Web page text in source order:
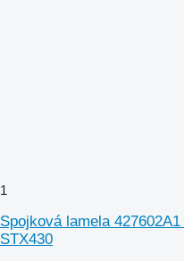
1
Spojková lamela
STX430